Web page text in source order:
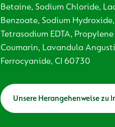
Betaine, Sodium Chloride,
Benzoate, Sodium
Tetrasodium EDTA,
Coumarin, Lavandula
Ferrocyanide, CI 60730
Unsere Herangehenweise zu